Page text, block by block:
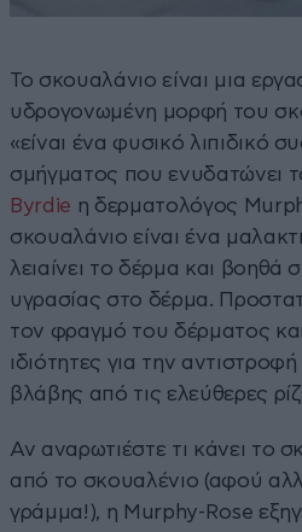
Το σκουαλάνιο είναι μια
υδρογονωμένη μορφή του
«είναι ένα φυσικό λιπιδικό
σμήγματος που ενυδατώνει
Byrdie η δερματολόγος
σκουαλάνιο είναι ένα
λειαίνει το δέρμα και βοηθά
υγρασίας στο δέρμα.
τον φραγμό του δέρματος και
ιδιότητες για την
βλάβης από τις ελεύθερες
Αν αναρωτιέστε τι κάνει το
από το σκουαλένιο (αφού
γράμμα!), η Murphy-Rose